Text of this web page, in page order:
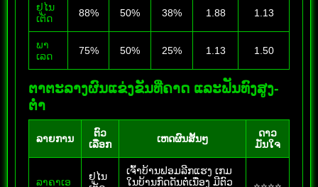
ຢູໄນ
ເຕັດ
88% 50% 38% 1.88 1.13
ພາ
ເລດ
75% 50% 25% 1.13 1.50
ຕາຕະລາງຜົນແຂ່ງຂັນທີ່ຄາດ ແລະຟັນທົງສູງ-
ຕໍ່າ
ລາຍການ
ຕົວ
ເລືອກ
ເຫດຜົນສັ້ນໆ
ດາວ
ມັ່ນໃຈ
ລາຄາເອ
ຢູໄນ
ເຈົ້າບ້ານຟອມລີກແຮງ ເກມ
ໃນບ້ານກົດດັນຕໍ່ເນື່ອງ ມີຕົວ